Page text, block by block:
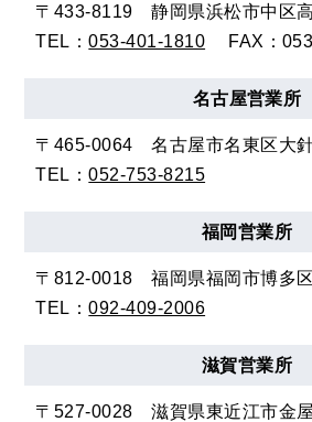
〒433-8119
静岡県浜松市中区
TEL：053-401-1810 FAX：
名古屋営業所
〒465-0064
名古屋市名東区大
TEL：052-753-8215
福岡営業所
〒812-0018
福岡県福岡市博多
TEL：092-409-2006
滋賀営業所
〒527-0028 滋賀県東近江市金